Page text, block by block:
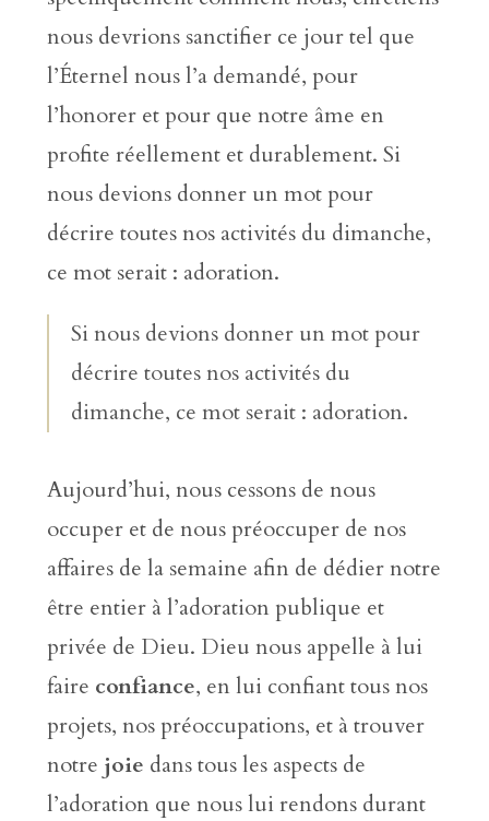
nous devrions sanctifier ce jour tel que
l’Éternel nous l’a demandé, pour
l’honorer et pour que notre âme en
profite réellement et durablement. Si
nous devions donner un mot pour
décrire toutes nos activités du dimanche,
ce mot serait : adoration.
Si nous devions donner un mot pour
décrire toutes nos activités du
dimanche, ce mot serait : adoration.
Aujourd’hui, nous cessons de nous
occuper et de nous préoccuper de nos
affaires de la semaine afin de dédier notre
être entier à l’adoration publique et
privée de Dieu. Dieu nous appelle à lui
faire confiance, en lui confiant tous nos
projets, nos préoccupations, et à trouver
notre joie dans tous les aspects de
l’adoration que nous lui rendons durant